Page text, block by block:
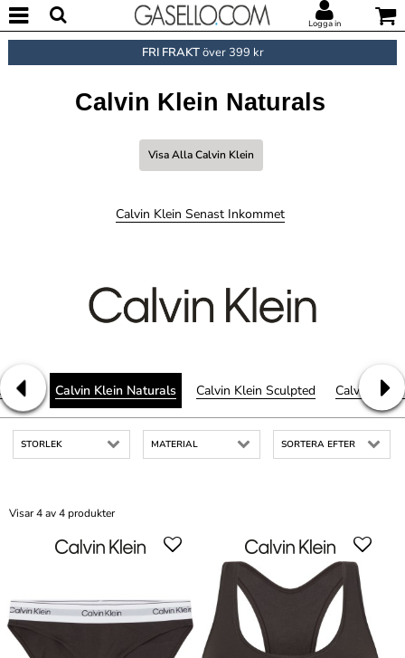
Logga in
FRI FRAKTöver 399 kr
Calvin Klein Naturals
Visa Alla Calvin Klein
Calvin Klein Senast Inkommet
Calvin Klein Naturals Calvin Klein Sculpted Calvin
STORLEK MATERIAL SORTERA EFTER
Visar 4 av 4 produkter